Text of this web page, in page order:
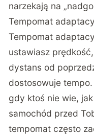
narzekają na
Tempomat
Tempomat
ustawiasz
dystans od
dostosowuje
gdy ktoś nie wie,
samochód przed
tempomat często